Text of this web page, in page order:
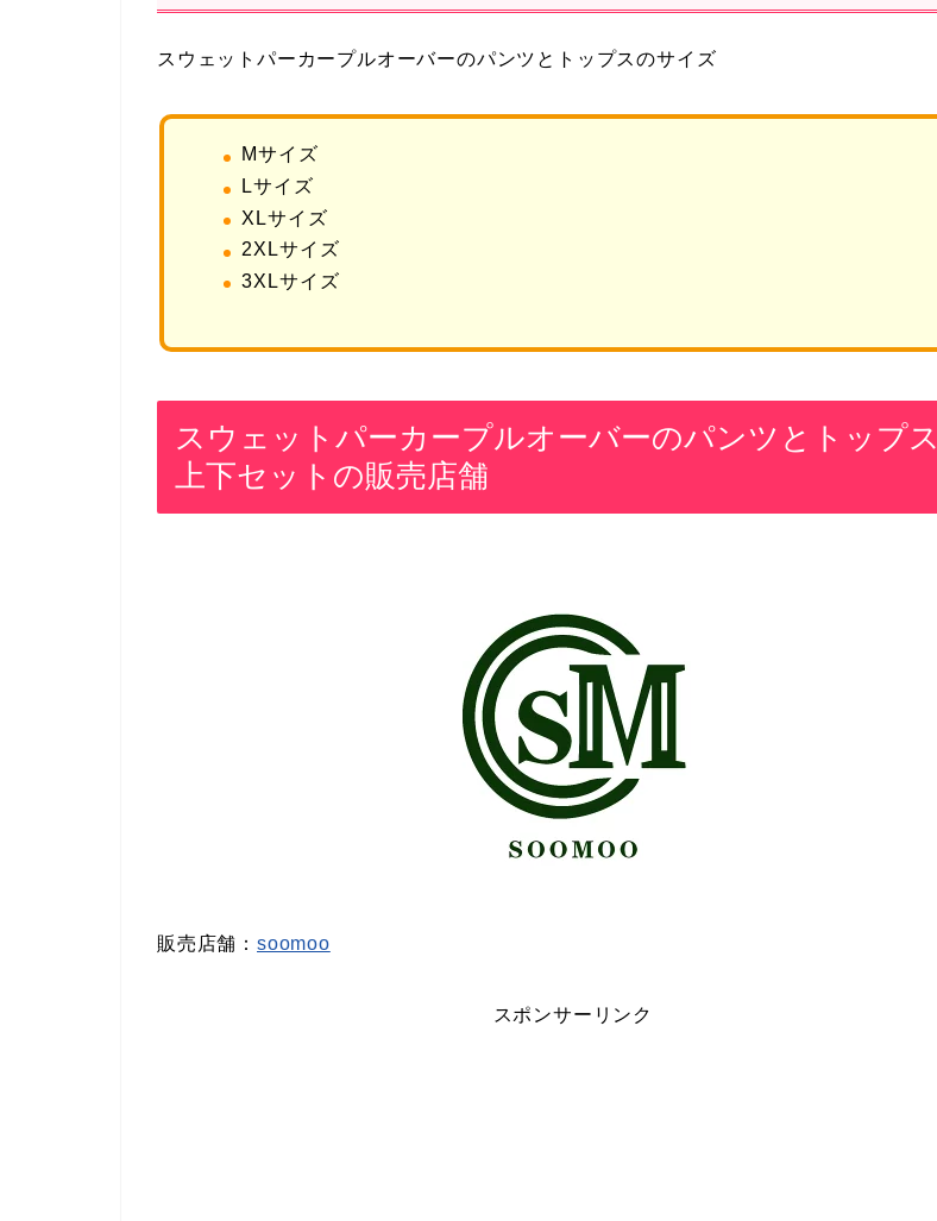
スウェットパーカープルオーバーのパンツとトップスのサイズ
Mサイズ
Lサイズ
XLサイズ
2XLサイズ
3XLサイズ
スウェットパーカープルオーバーのパンツとトップス
上下セットの販売店舗
販売店舗： soomoo
スポンサーリンク